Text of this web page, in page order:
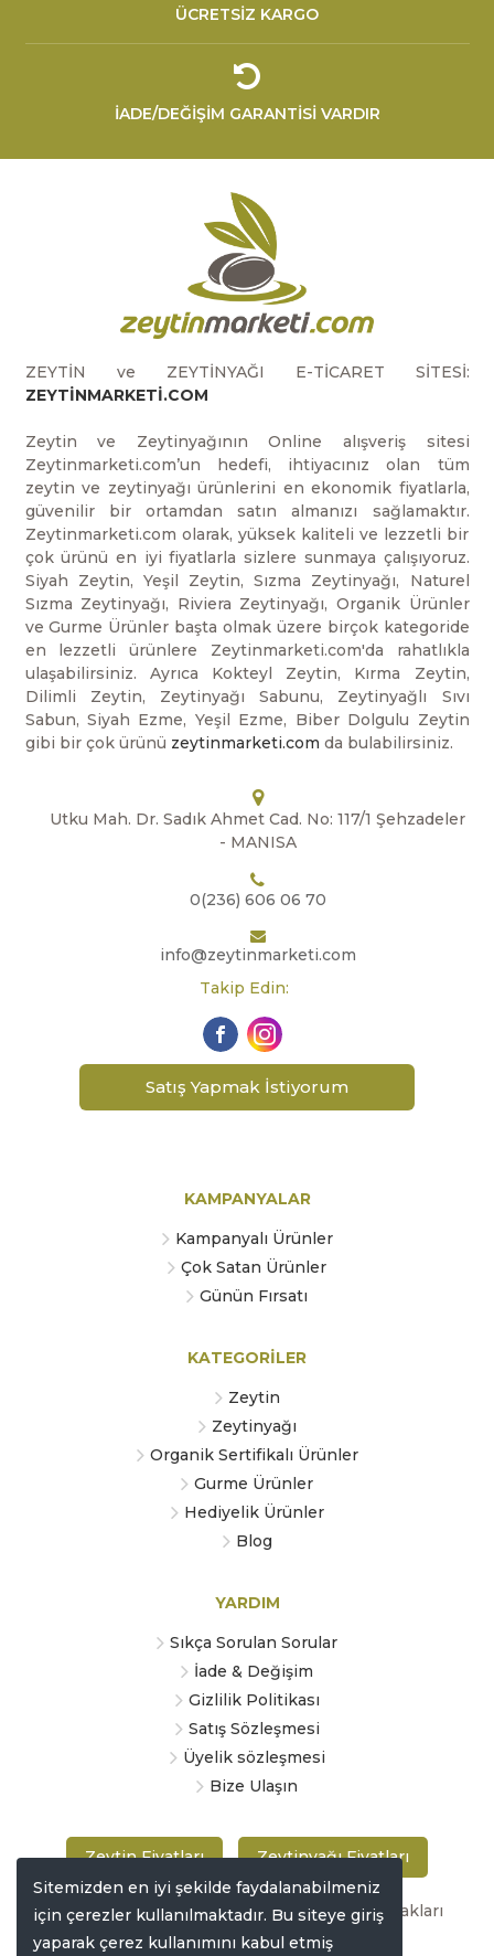
ÜCRETSİZ KARGO
İADE/DEĞİŞİM GARANTİSİ VARDIR
ZEYTİN ve ZEYTİNYAĞI E-TİCARET SİTESİ:
ZEYTİNMARKETİ.COM
Zeytin ve Zeytinyağının Online alışveriş sitesi
Zeytinmarketi.com’un hedefi, ihtiyacınız olan tüm
zeytin ve zeytinyağı ürünlerini en ekonomik fiyatlarla,
güvenilir bir ortamdan satın almanızı sağlamaktır.
Zeytinmarketi.com olarak, yüksek kaliteli ve lezzetli bir
çok ürünü en iyi fiyatlarla sizlere sunmaya çalışıyoruz.
Siyah Zeytin, Yeşil Zeytin, Sızma Zeytinyağı, Naturel
Sızma Zeytinyağı, Riviera Zeytinyağı, Organik Ürünler
ve Gurme Ürünler başta olmak üzere birçok kategoride
en lezzetli ürünlere Zeytinmarketi.com'da rahatlıkla
ulaşabilirsiniz. Ayrıca Kokteyl Zeytin, Kırma Zeytin,
Dilimli Zeytin, Zeytinyağı Sabunu, Zeytinyağlı Sıvı
Sabun, Siyah Ezme, Yeşil Ezme, Biber Dolgulu Zeytin
gibi bir çok ürünü zeytinmarketi.com da bulabilirsiniz.
Utku Mah. Dr. Sadık Ahmet Cad. No: 117/1 Şehzadeler
- MANISA
0(236) 606 06 70
info@zeytinmarketi.com
Takip Edin:
Satış Yapmak İstiyorum
KAMPANYALAR
Kampanyalı Ürünler
Çok Satan Ürünler
Günün Fırsatı
KATEGORİLER
Zeytin
Zeytinyağı
Organik Sertifikalı Ürünler
Gurme Ürünler
Hediyelik Ürünler
Blog
YARDIM
Sıkça Sorulan Sorular
İade & Değişim
Gizlilik Politikası
Satış Sözleşmesi
Üyelik sözleşmesi
Bize Ulaşın
Zeytin Fiyatları Zeytinyağı Fiyatları
Copyright © 2019 zeytinmarketi.com Tüm hakları
saklıdır
Sitemizden en iyi şekilde faydalanabilmeniz
için çerezler kullanılmaktadır. Bu siteye giriş
yaparak çerez kullanımını kabul etmiş